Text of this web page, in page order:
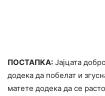
ПОСТАПКА: Јајцата
додека да побелат и
матете додека да се